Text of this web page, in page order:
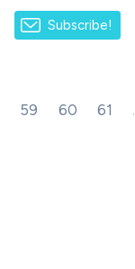
Subscribe!
59 60 61